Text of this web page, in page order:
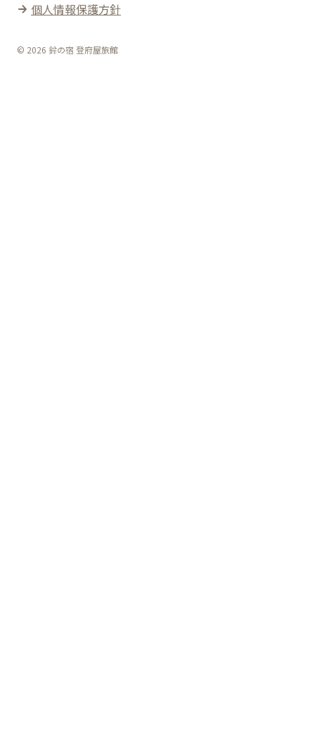
個人情報保護方針
© 2026 鈴の宿 登府屋旅館